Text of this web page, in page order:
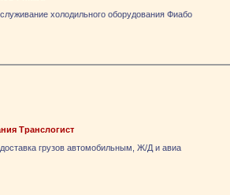
холодильного оборудования Фиабо
Транслогист
грузов автомобильным, Ж/Д и авиа